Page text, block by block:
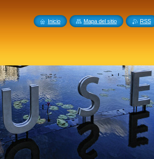
Inicio Mapa del sitio RSS